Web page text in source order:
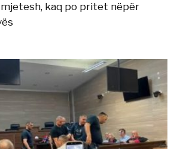
kaq po pritet nëpër